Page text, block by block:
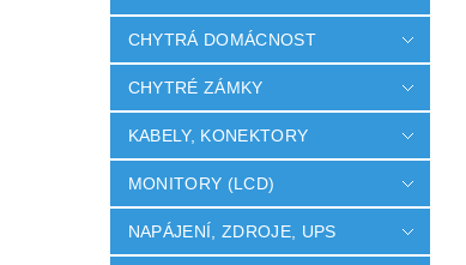
CHYTRÁ DOMÁCNOST
CHYTRÉ ZÁMKY
KABELY, KONEKTORY
MONITORY (LCD)
NAPÁJENÍ, ZDROJE, UPS